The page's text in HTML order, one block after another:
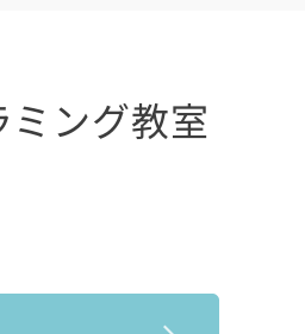
ミング教室